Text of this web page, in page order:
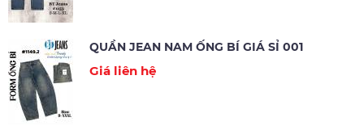
QUẦN JEAN NAM ỐNG BÍ GIÁ SỈ 001
Giá liên hệ